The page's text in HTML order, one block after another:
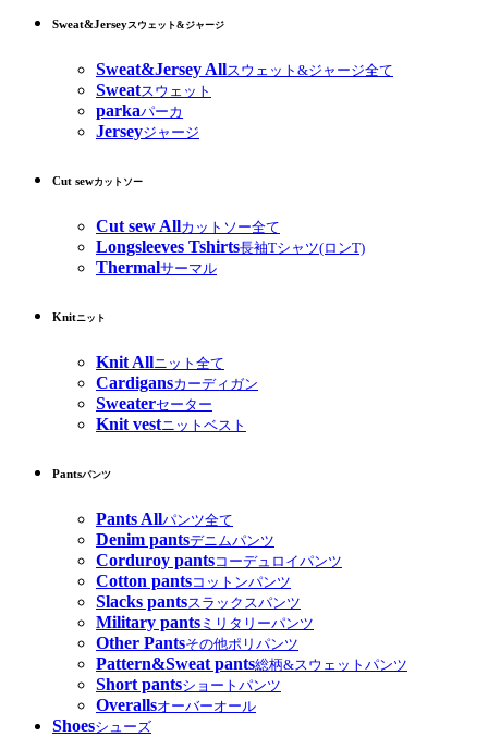
Sweat&Jerseyスウェット&ジャージ
Sweat&Jersey Allスウェット&ジャージ全て
Sweatスウェット
parkaパーカ
Jerseyジャージ
Cut sewカットソー
Cut sew Allカットソー全て
Longsleeves Tshirts長袖Tシャツ(ロンT)
Thermalサーマル
Knitニット
Knit Allニット全て
Cardigansカーディガン
Sweaterセーター
Knit vestニットベスト
Pantsパンツ
Pants Allパンツ全て
Denim pantsデニムパンツ
Corduroy pantsコーデュロイパンツ
Cotton pantsコットンパンツ
Slacks pantsスラックスパンツ
Military pants ミリタリーパンツ
Other Pantsその他ポリパンツ
Pattern&Sweat pants総柄&スウェットパンツ
Short pantsショートパンツ
Overallsオーバーオール
Shoesシューズ